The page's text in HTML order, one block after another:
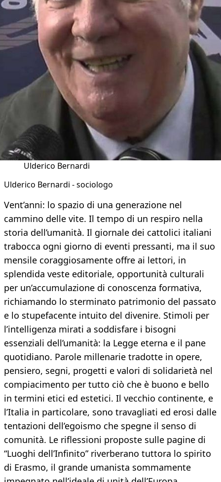
Ulderico Bernardi
Ulderico Bernardi - sociologo
Vent’anni: lo spazio di una generazione nel
cammino delle vite. Il tempo di un respiro nella
storia dell’umanità. Il giornale dei cattolici italiani
trabocca ogni giorno di eventi pressanti, ma il suo
mensile coraggiosamente offre ai lettori, in
splendida veste editoriale, opportunità culturali
per un’accumulazione di conoscenza formativa,
richiamando lo sterminato patrimonio del passato
e lo stupefacente intuito del divenire. Stimoli per
l’intelligenza mirati a soddisfare i bisogni
essenziali dell’umanità: la Legge eterna e il pane
quotidiano. Parole millenarie tradotte in opere,
pensiero, segni, progetti e valori di solidarietà nel
compiacimento per tutto ciò che è buono e bello
in termini etici ed estetici. Il vecchio continente, e
l’Italia in particolare, sono travagliati ed erosi dalle
tentazioni dell’egoismo che spegne il senso di
comunità. Le riflessioni proposte sulle pagine di
“Luoghi dell’Infinito” riverberano tuttora lo spirito
di Erasmo, il grande umanista sommamente